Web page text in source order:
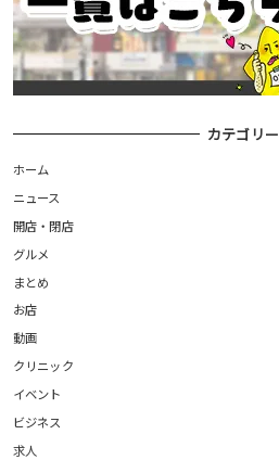
カテゴリー
ホーム
ニュース
開店・閉店
グルメ
まとめ
お店
動画
クリニック
イベント
ビジネス
求人